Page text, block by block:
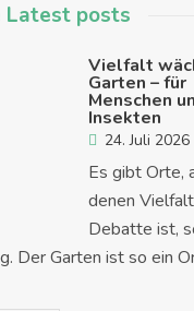
Latest posts
Vielfalt
Garten – für
Menschen
Insekten
24. Juli 2026
Es gibt Orte,
denen
Debatte ist,
Der Garten ist so ein